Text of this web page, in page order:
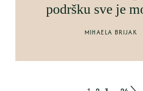
podršku sve je
MIHAELA BRIJAK